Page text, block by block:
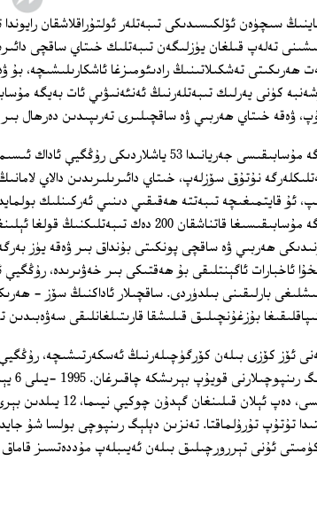
سىچۈەن ئۆلكىسىدىكى تىبەتلەر ئولتۇراقلاشقان
تەلەپ قىلغان يۈزلىگەن تىبەتلىك خىتاي ساقچى
ھەرىكىتى تەشكىلاتىنىڭ رادىئومىزغا ئاشكارىلىشىچە،
كۈنى يەرلىك تىبەتلەرنىڭ ئەنئەنىۋىي ئات بەيگە
ۋەقە خىتاي ھەربىي ۋە ساقچىلىرى تەرىپىدىن دەرھال
بەيگە مۇسابىقىسى جەريانىدا 53 ياشلاردىكى
نۇتۇق سۆزلەپ، خىتاي دائىرىلىرىدىن دالاي
ئۇ قايتمىغىچە تىبەتتە ھەقىقىي دىنىي ئەركىنلىك
بەيگە مۇسابىقىسىغا قاتناشقان 200 دەك
ھەربىي ۋە ساقچى پونكىتى بۇنداق بىر ۋەقە يۈز
ئاخبارات ئاگېنتلىقى بۇ ھەقتىكى بىر خەۋىرىدە، رۇڭگيې
بارلىقىنى بىلدۈردى. ساقچىلار ئاداكنىڭ سۆز ‏-
بۇزغۇنچىلىق قىلىشقا قارىتىلغانلىقى
ئۆز كۆزى بىلەن كۆرگۈچىلەرنىڭ ئەسكەرتىشىچە، رۇڭگيې
ۋارىسى، دەپ ئېلان
تۇتۇپ تۇرۇلماقتا. تەنزىن دېلېگ رىنپوچى بولسا شۇ
ئۇنى تېررورچىلىق بىلەن ئەيىبلەپ مۇددەتسىز